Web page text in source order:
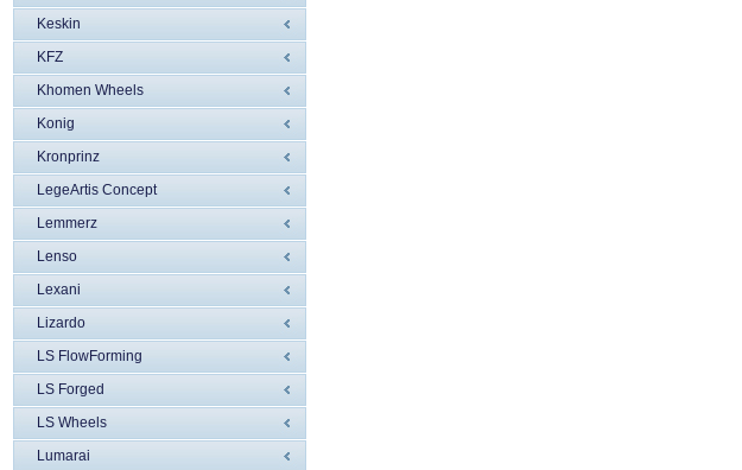
Keskin
KFZ
Khomen Wheels
Konig
Kronprinz
LegeArtis Concept
Lemmerz
Lenso
Lexani
Lizardo
LS FlowForming
LS Forged
LS Wheels
Lumarai